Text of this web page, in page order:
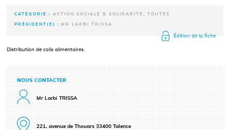
CATÉGORIE :ACTION SOCIALE & SOLIDARITÉ, TOUTES
PRÉSIDENT(E) : MR LARBI TRISSA
Édition de la fiche
Distribution de colis alimentaires.
NOUS CONTACTER
Mr Larbi TRISSA
221, avenue de Thouars 33400 Talence